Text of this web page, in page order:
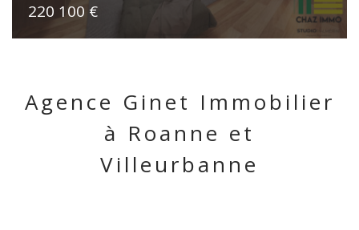
220 100 €
Agence Ginet Immobilier
à Roanne et
Villeurbanne